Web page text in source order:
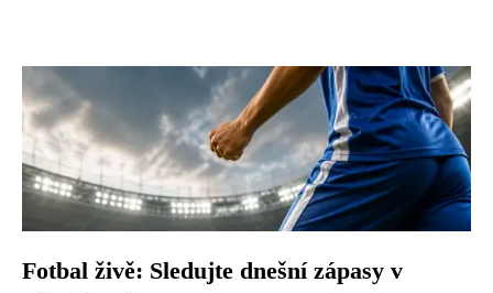
Fotbal živě: Sledujte dnešní zápasy v